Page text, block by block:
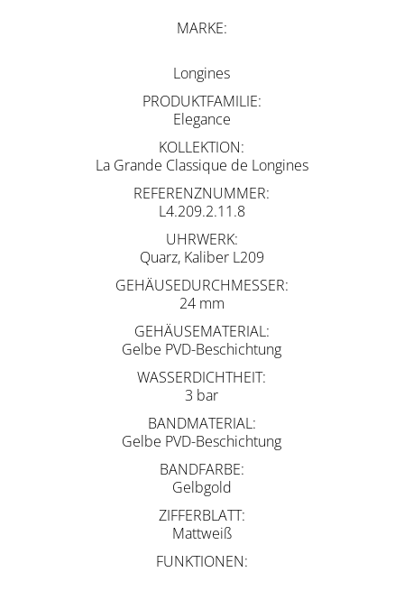
MARKE
Longines
PRODUKTFAMILIE
Elegance
KOLLEKTION
La Grande Classique de Longines
REFERENZNUMMER
L4.209.2.11.8
UHRWERK
Quarz, Kaliber L209
GEHÄUSEDURCHMESSER
24 mm
GEHÄUSEMATERIAL
Gelbe PVD-Beschichtung
WASSERDICHTHEIT
3 bar
BANDMATERIAL
Gelbe PVD-Beschichtung
BANDFARBE
Gelbgold
ZIFFERBLATT
Mattweiß
FUNKTIONEN